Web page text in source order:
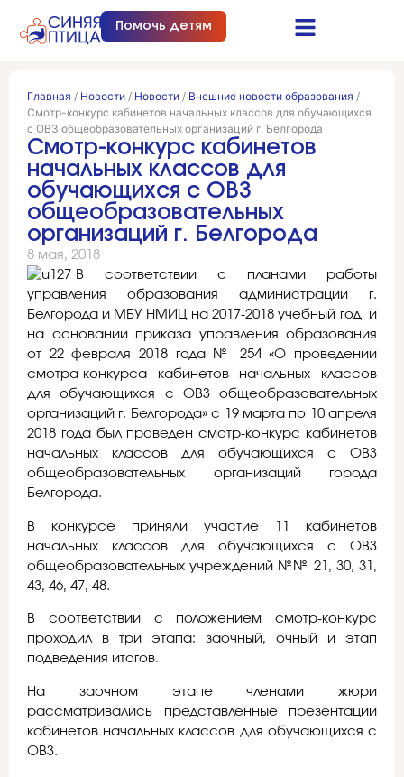
Помочь детям
Главная / Новости / Новости / Внешние новости образования /
Смотр-конкурс кабинетов начальных классов для обучающихся
с ОВЗ общеобразовательных организаций г. Белгорода
Смотр-конкурс кабинетов
начальных классов для
обучающихся с ОВЗ
общеобразовательных
организаций г. Белгорода
8 мая, 2018
В соответствии с планами работы
управления образования администрации г.
Белгорода и МБУ НМИЦ на 2017-2018 учебный год и
на основании приказа управления образования
от 22 февраля 2018 года № 254 «О проведении
смотра-конкурса кабинетов начальных классов
для обучающихся с ОВЗ общеобразовательных
организаций г. Белгорода» с 19 марта по 10 апреля
2018 года был проведен смотр-конкурс кабинетов
начальных классов для обучающихся с ОВЗ
общеобразовательных организаций города
Белгорода.
В конкурсе приняли участие 11 кабинетов
начальных классов для обучающихся с ОВЗ
общеобразовательных учреждений №№ 21, 30, 31,
43, 46, 47, 48.
В соответствии с положением смотр-конкурс
проходил в три этапа: заочный, очный и этап
подведения итогов.
На заочном этапе членами жюри
рассматривались представленные презентации
кабинетов начальных классов для обучающихся с
ОВЗ.